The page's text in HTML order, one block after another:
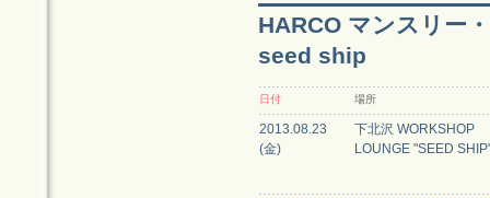
HARCO マンスリー
seed ship
日付 場所
2013.08.23
(金)
下北沢 WORKSHOP
LOUNGE "SEED